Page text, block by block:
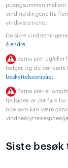
poengsummen
vindmeldingene fra
vindsystemene..
De sikre
å endre.
Barna pier og/
bølger, og du bør
beskyttelsesnivået.
Barna pier er
fjellsiden er det fare
noe som kan være
Siste besøk